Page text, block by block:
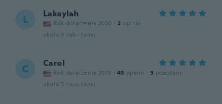
L Lakaylah
Rok dołączenia 2020 · 2 opinie
około 5 roku temu
C Carol
Rok dołączenia 2018 · 49 opinie · 3 przesłane
około 5 roku temu